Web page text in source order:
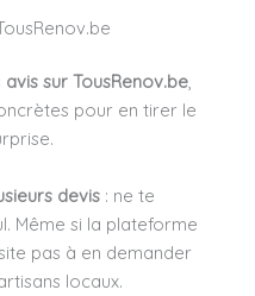
avis sur TousRenov.be,
pour en tirer le
devis : ne te
Même si la plateforme
pas à en demander
locaux.